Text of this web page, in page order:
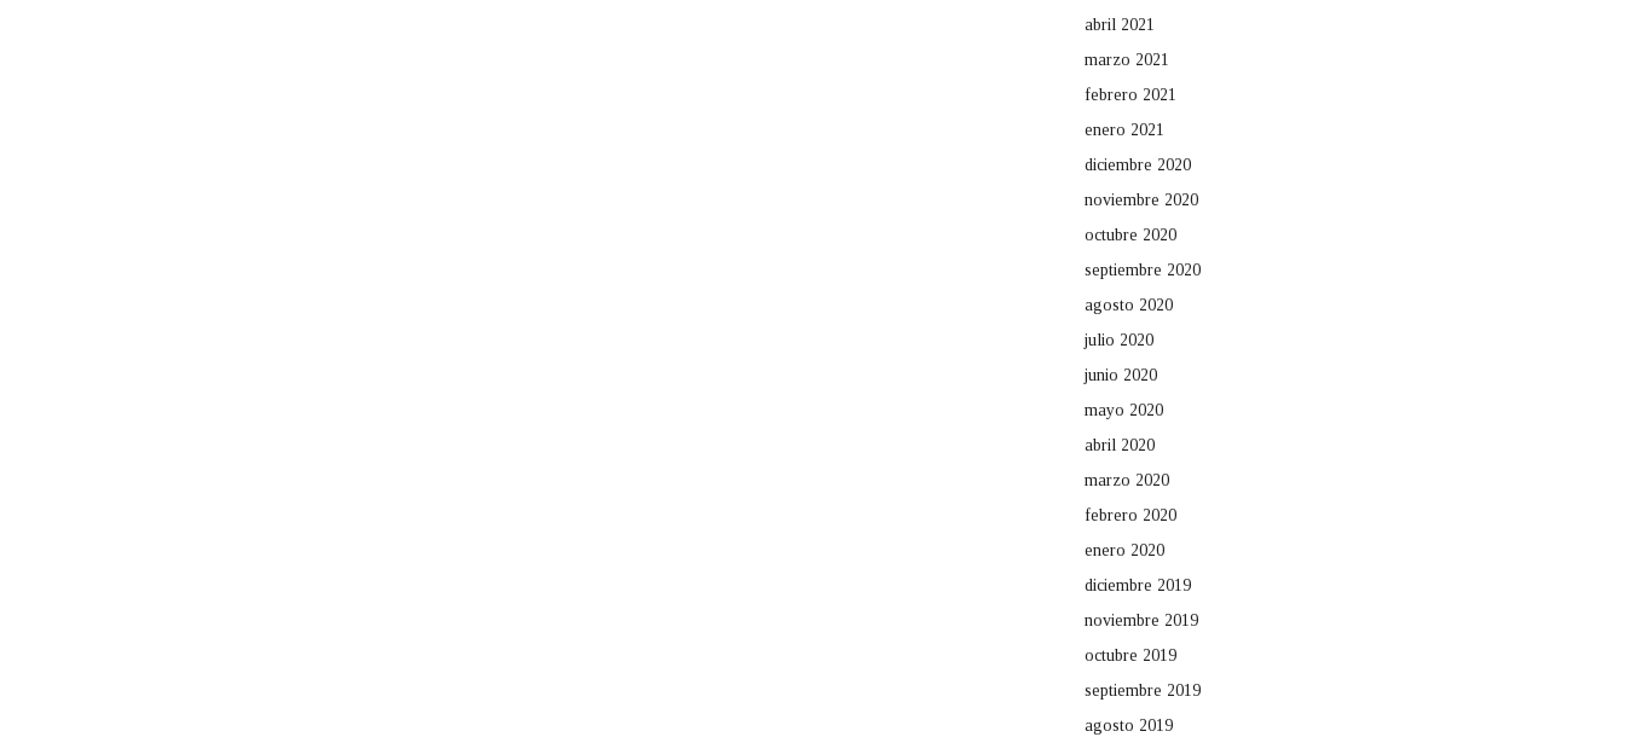
abril 2021
marzo 2021
febrero 2021
enero 2021
diciembre 2020
noviembre 2020
octubre 2020
septiembre 2020
agosto 2020
julio 2020
junio 2020
mayo 2020
abril 2020
marzo 2020
febrero 2020
enero 2020
diciembre 2019
noviembre 2019
octubre 2019
septiembre 2019
agosto 2019